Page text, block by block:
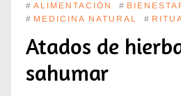
# ALIMENTACIÓN #
# MEDICINA NATURAL #
Atados de
sahumar